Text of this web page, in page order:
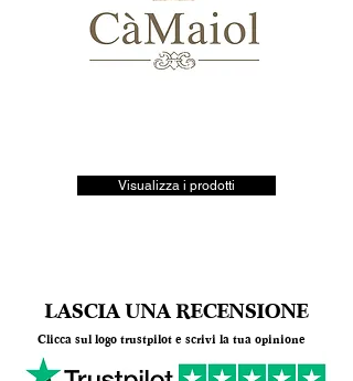
Visualizza i prodotti
LASCIA UNA RECENSIONE
Clicca sul logo trustpilot e scrivi la tua opinione